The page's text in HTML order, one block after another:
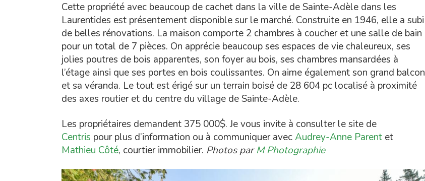
Cette propriété avec beaucoup de cachet dans la ville de Sainte-Adèle dans les
Laurentides est présentement disponible sur le marché. Construite en 1946, elle a subi
de belles rénovations. La maison comporte 2 chambres à coucher et une salle de bain
pour un total de 7 pièces. On apprécie beaucoup ses espaces de vie chaleureux, ses
jolies poutres de bois apparentes, son foyer au bois, ses chambres mansardées à
l’étage ainsi que ses portes en bois coulissantes. On aime également son grand balcon
et sa véranda. Le tout est érigé sur un terrain boisé de 28 604 pc localisé à proximité
des axes routier et du centre du village de Sainte-Adèle.
Les propriétaires demandent 375 000$. Je vous invite à consulter le site de
Centris pour plus d’information ou à communiquer avecAudrey-Anne Parent et
Mathieu Côté, courtier immobilier. Photos par M Photographie